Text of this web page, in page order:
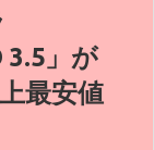
3.5」が
最安値